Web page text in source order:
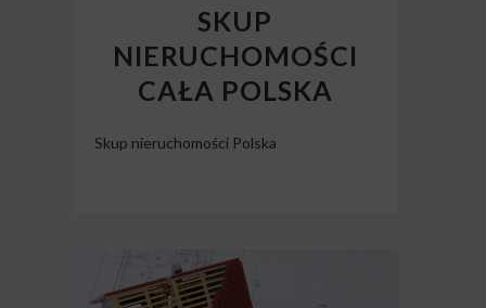
SKUP
NIERUCHOMOŚCI
CAŁA POLSKA
Skup nieruchomości Polska